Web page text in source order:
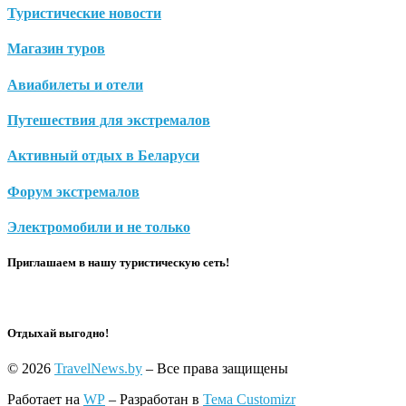
Туристические новости
Магазин туров
Авиабилеты и отели
Путешествия для экстремалов
Активный отдых в Беларуси
Форум экстремалов
Электромобили и не только
Приглашаем в нашу туристическую сеть!
Отдыхай выгодно!
© 2026 TravelNews.by – Все права защищены
Работает на WP – Разработан в Тема Customizr